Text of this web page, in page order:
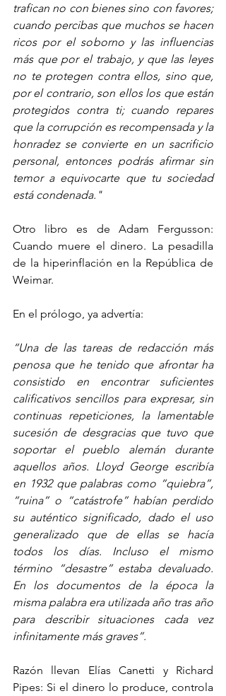
trafican no con bienes sino con favores;
cuando percibas que muchos se hacen
ricos por el soborno y las influencias
más que por el trabajo, y que las leyes
no te protegen contra ellos, sino que,
por el contrario, son ellos los que están
protegidos contra ti; cuando repares
que la corrupción es recompensada y la
honradez se convierte en un sacrificio
personal, entonces podrás afirmar sin
temor a equivocarte que tu sociedad
está condenada."
Otro libro es de Adam Fergusson:
Cuando muere el dinero. La pesadilla
de la hiperinflación en la República de
Weimar.
En el prólogo, ya advertía:
“Una de las tareas de redacción más
penosa que he tenido que afrontar ha
consistido en encontrar suficientes
calificativos sencillos para expresar, sin
continuas repeticiones, la lamentable
sucesión de desgracias que tuvo que
soportar el pueblo alemán durante
aquellos años. Lloyd George escribía
en 1932 que palabras como “quiebra”,
“ruina” o “catástrofe” habían perdido
su auténtico significado, dado el uso
generalizado que de ellas se hacía
todos los días. Incluso el mismo
término “desastre” estaba devaluado.
En los documentos de la época la
misma palabra era utilizada año tras año
para describir situaciones cada vez
infinitamente más graves”.
Razón llevan Elías Canetti y Richard
Pipes: Si el dinero lo produce, controla